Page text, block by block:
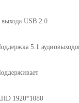
выхода USB 2.0
5.1
1920*1080